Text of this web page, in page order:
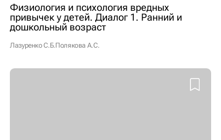
Физиология и психология вредных
привычек у детей. Диалог 1. Ранний и
дошкольный возраст
Лазуренко С.Б.Полякова А.С.